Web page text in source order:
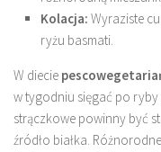
Kolacja: Wyraziste
ryżu basmati.
W diecie
w tygodniu sięgać po
strączkowe powinny być
źródło białka.